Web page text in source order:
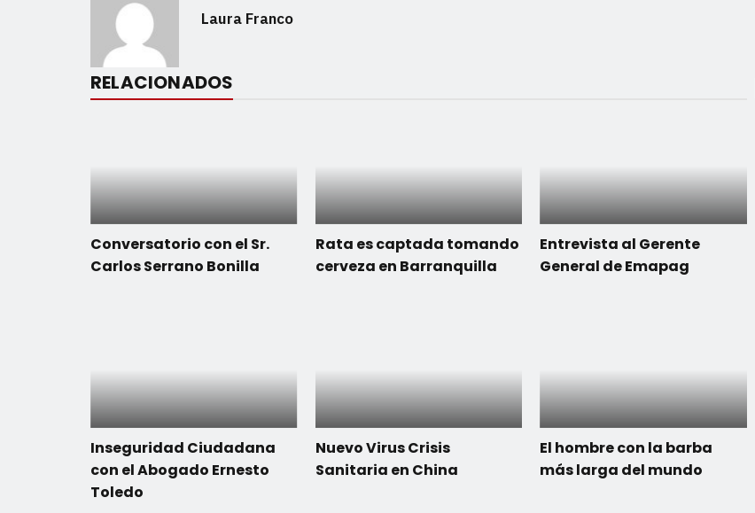
Laura Franco
RELACIONADOS
Conversatorio con el Sr.
Carlos Serrano Bonilla
Rata es captada tomando
cerveza en Barranquilla
Entrevista al Gerente
General de Emapag
Inseguridad Ciudadana
con el Abogado Ernesto
Toledo
Nuevo Virus Crisis
Sanitaria en China
El hombre con la barba
más larga del mundo